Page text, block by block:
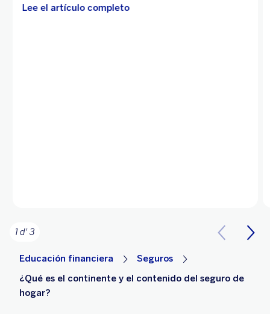
Lee el artículo completo
1 d' 3
Educación financiera
Seguros
¿Qué es el continente y el contenido del seguro de
hogar?